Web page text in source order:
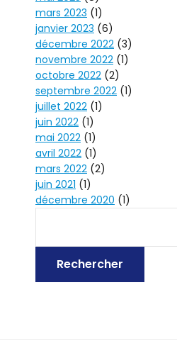
mars 2023 (1)
janvier 2023 (6)
décembre 2022 (3)
novembre 2022 (1)
octobre 2022 (2)
septembre 2022 (1)
juillet 2022 (1)
juin 2022 (1)
mai 2022 (1)
avril 2022 (1)
mars 2022 (2)
juin 2021 (1)
décembre 2020 (1)